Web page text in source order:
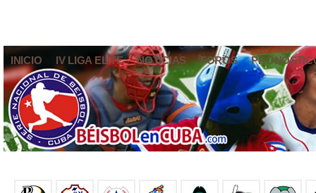
INICIO IV LIGA ELITE NOTICIAS FOROS